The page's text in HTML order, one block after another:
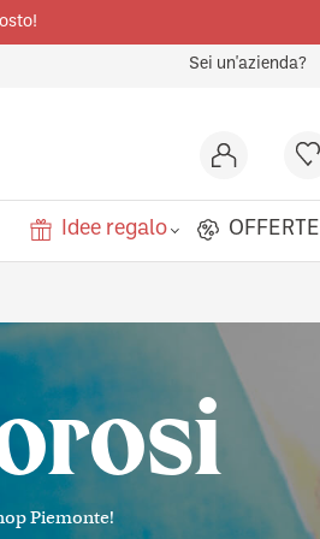
Sei un'azienda?
Idee regalo OFFERTE
Piemonte!